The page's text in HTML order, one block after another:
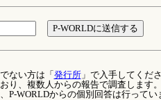
ない方は「 発行所」で入手してくだ
り、複数人からの報告で調査します
P-WORLDからの個別回答は行ってい